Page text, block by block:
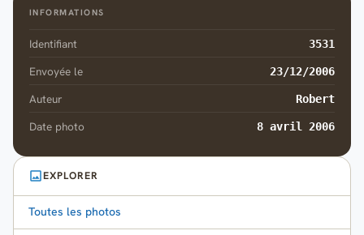
INFORMATIONS
Identifiant 3531
Envoyée le 23/12/2006
Auteur Robert
Date photo 8 avril 2006
EXPLORER
Toutes les photos